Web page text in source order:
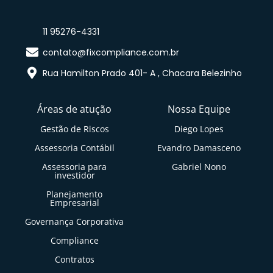
11 95276-4331
contato@fixcompliance.com.br
Rua Hamilton Prado 401- A , Chacara Belezinho
Áreas de atução
Gestão de Riscos
Assessoria Contábil
Assessoria para
investidor
Planejamento
Empresarial
Governança Corporativa
Compliance
Contratos
Nossa Equipe
Diego Lopes
Evandro Damasceno
Gabriel Nono